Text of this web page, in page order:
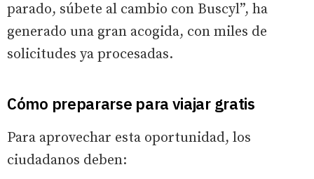
parado, súbete al cambio con Buscyl”, ha
generado una gran acogida, con miles de
solicitudes ya procesadas.
Cómo prepararse para viajar gratis
Para aprovechar esta oportunidad, los
ciudadanos deben: